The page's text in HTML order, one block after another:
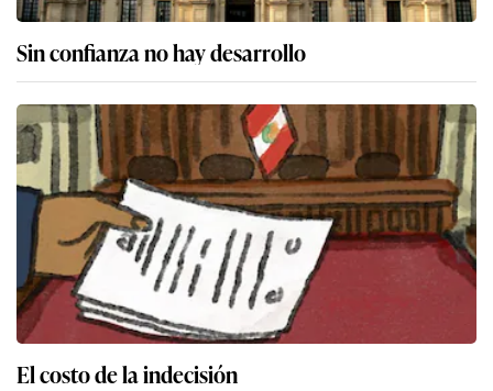
Sin confianza no hay desarrollo
El costo de la indecisión